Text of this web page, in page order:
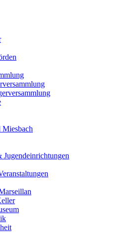
Miesbach
Jugendeinrichtungen